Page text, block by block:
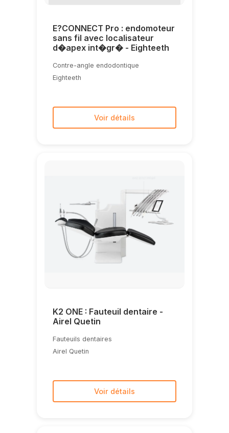
E?CONNECT Pro : endomoteur
sans fil avec localisateur
d�apex int�gr� - Eighteeth
Contre-angle endodontique
Eighteeth
Voir détails
K2 ONE : Fauteuil dentaire -
Airel Quetin
Fauteuils dentaires
Airel Quetin
Voir détails